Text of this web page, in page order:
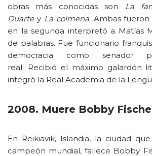
obras más conocidas son La
Duartey La colmena. Ambas
en la segunda interpretó a Matías
de palabras. Fue funcionario
democracia como senador
real. Recibió el máximo galardón
integró la Real Academia de la
2008. Muere Bobby
En Reikiavik, Islandia, la ciudad
campeón mundial, fallece Bobby